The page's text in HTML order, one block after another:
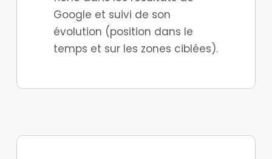
Google et suivi de son
évolution (position dans le
temps et sur les zones ciblées).